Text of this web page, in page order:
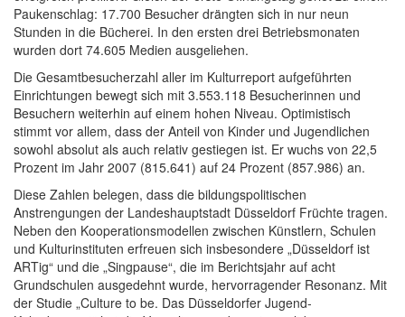
Paukenschlag: 17.700 Besucher drängten sich in nur neun
Stunden in die Bücherei. In den ersten drei Betriebsmonaten
wurden dort 74.605 Medien ausgeliehen.
Die Gesamtbesucherzahl aller im Kulturreport aufgeführten
Einrichtungen bewegt sich mit 3.553.118 Besucherinnen und
Besuchern weiterhin auf einem hohen Niveau. Optimistisch
stimmt vor allem, dass der Anteil von Kinder und Jugendlichen
sowohl absolut als auch relativ gestiegen ist. Er wuchs von 22,5
Prozent im Jahr 2007 (815.641) auf 24 Prozent (857.986) an.
Diese Zahlen belegen, dass die bildungspolitischen
Anstrengungen der Landeshauptstadt Düsseldorf Früchte tragen.
Neben den Kooperationsmodellen zwischen Künstlern, Schulen
und Kulturinstituten erfreuen sich insbesondere „Düsseldorf ist
ARTig“ und die „Singpause“, die im Berichtsjahr auf acht
Grundschulen ausgedehnt wurde, hervorragender Resonanz. Mit
der Studie „Culture to be. Das Düsseldorfer Jugend-